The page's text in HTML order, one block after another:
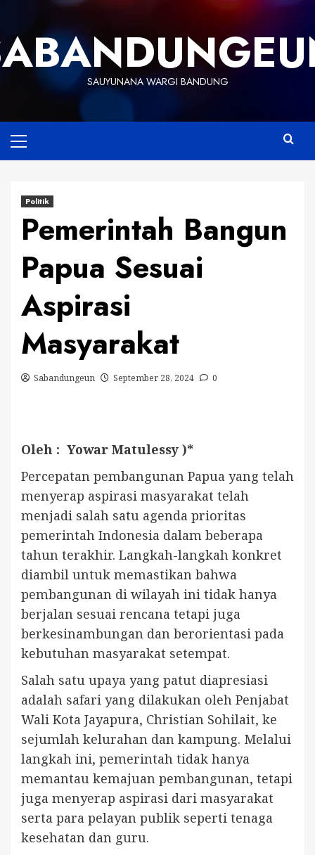
content
SAUYUNANA WARGI BANDUNG
Menu
Politik
Pemerintah Bangun
Papua Sesuai
Aspirasi
Masyarakat
Sabandungeun September 28, 2024 0
Oleh : Yowar Matulessy )*
Percepatan pembangunan Papua yang telah
menyerap aspirasi masyarakat telah
menjadi salah satu agenda prioritas
pemerintah Indonesia dalam beberapa
tahun terakhir. Langkah-langkah konkret
diambil untuk memastikan bahwa
pembangunan di wilayah ini tidak hanya
berjalan sesuai rencana tetapi juga
berkesinambungan dan berorientasi pada
kebutuhan masyarakat setempat.
Salah satu upaya yang patut diapresiasi
adalah safari yang dilakukan oleh Penjabat
Wali Kota Jayapura, Christian Sohilait, ke
sejumlah kelurahan dan kampung. Melalui
langkah ini, pemerintah tidak hanya
memantau kemajuan pembangunan, tetapi
juga menyerap aspirasi dari masyarakat
serta para pelayan publik seperti tenaga
kesehatan dan guru.